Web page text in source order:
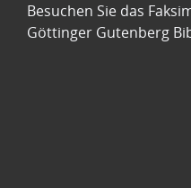
Besuchen Sie das
Göttinger Gutenberg